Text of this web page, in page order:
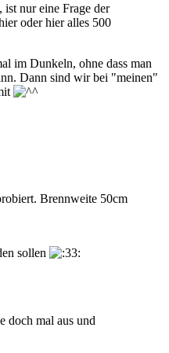
ist nur eine Frage der
oder hier alles 500
im Dunkeln, ohne dass man
Dann sind wir bei "meinen"
Brennweite 50cm
sollen
doch mal aus und